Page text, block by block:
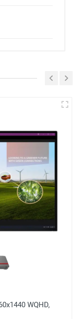
4K UHD,